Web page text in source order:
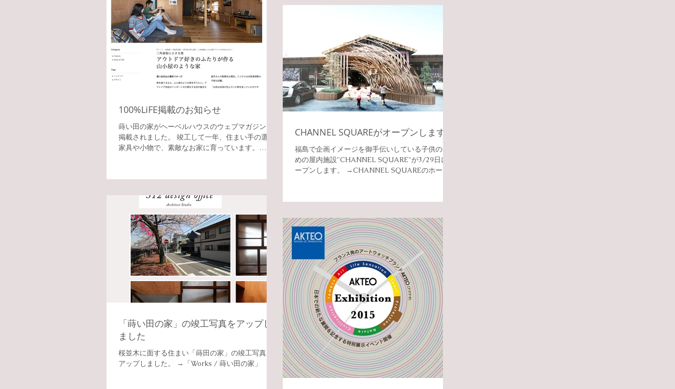
100%LiFE掲載のお知らせ
蒔い田の家がヘーベルハウスのウェブマガジンに
掲載されました。 竣工して一年、住まい手の選ぶ
家具や小物で、素敵なお家に育っています。
CHANNEL SQUAREがオープンします。
福島で企画イメージを御手伝いしている子供のた
めの屋内施設"CHANNEL SQUARE"が3/29日にオ
ープンします。 →CHANNEL SQUAREのホーム
「蒔い田の家」の竣工写真をアップし
ました
桜並木に面する住まい「蒔田の家」の竣工写真を
アップしました。 →「Works / 蒔い田の家」